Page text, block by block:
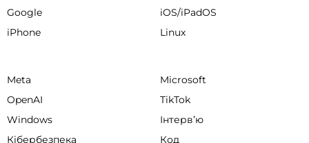
Google
iOS/iPadOS
iPhone
Linux
Meta
Microsoft
OpenAI
TikTok
Windows
Інтервʼю
Кібербезпека
Код